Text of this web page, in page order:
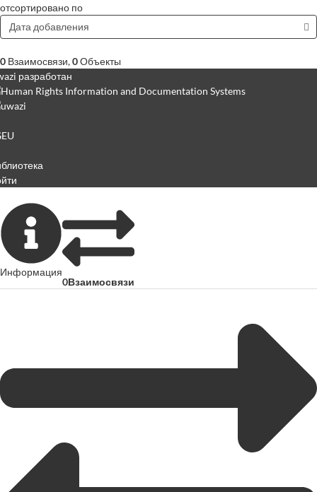
отсортировано по
Дата добавления
0 Взаимосвязи,0Объекты
разработан
Информация
0Взаимосвязи